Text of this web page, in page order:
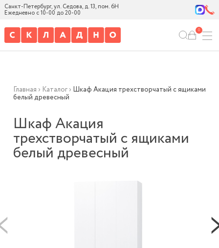
Санкт-Петербург, ул. Седова, д. 13, пом. 6Н
Ежедневно с 10-00 до 20-00
0
Главная › Каталог› Шкаф Акация трехстворчатый с ящиками
белый древесный
Шкаф Акация
трехстворчатый с ящиками
белый древесный